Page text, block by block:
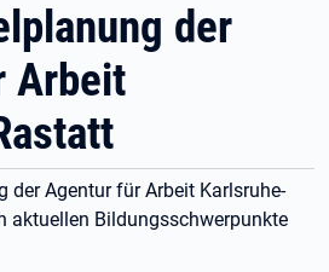
der
Arbeit
der Agentur für Arbeit Karlsruhe-
aktuellen Bildungsschwerpunkte